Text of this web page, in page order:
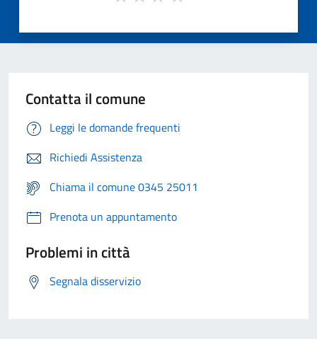
Contatta il comune
Leggi le domande frequenti
Richiedi Assistenza
Chiama il comune 0345 25011
Prenota un appuntamento
Problemi in città
Segnala disservizio